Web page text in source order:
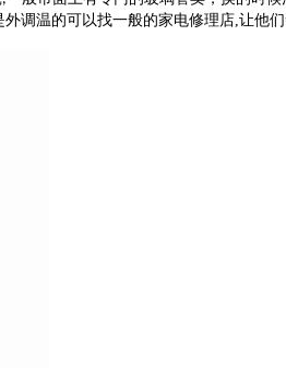
外调温的可以找一般的家电修理店,让他